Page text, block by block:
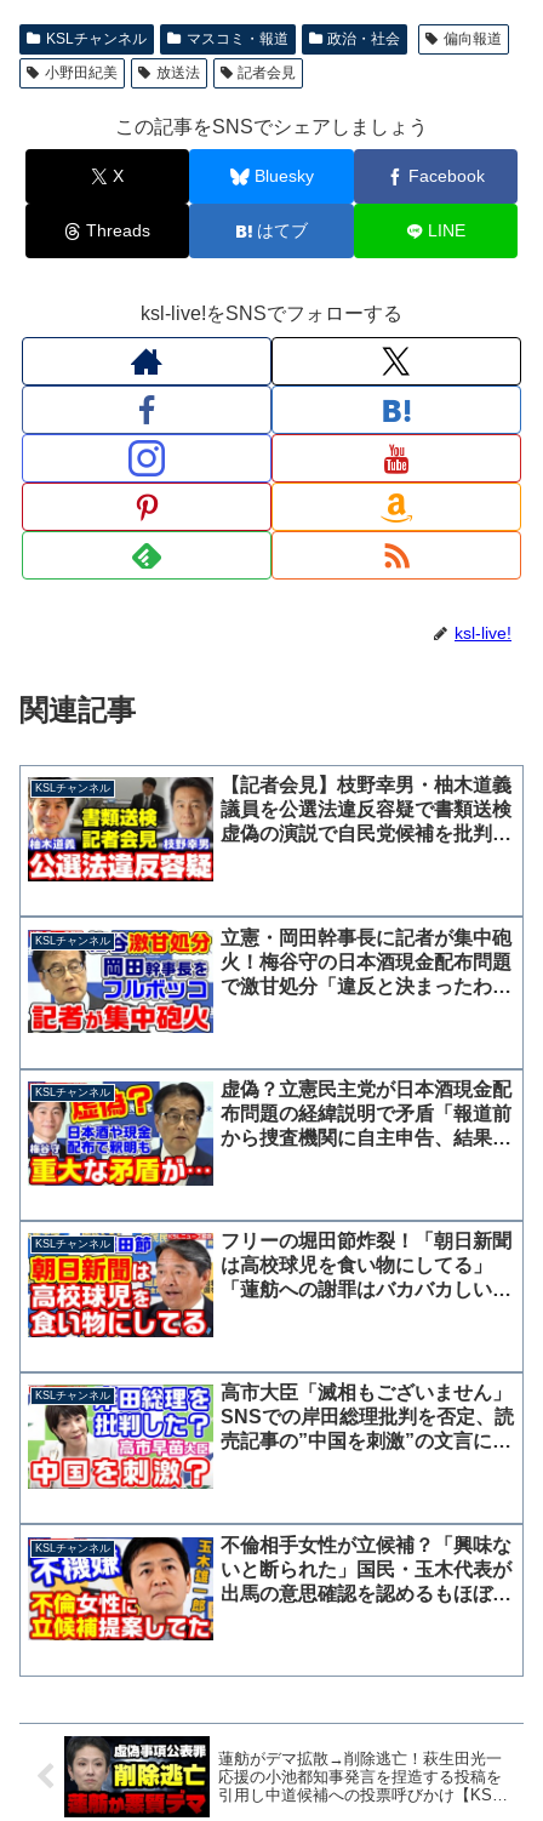
KSLチャンネル マスコミ・報道 政治・社会
偏向報道
小野田紀美
放送法 記者会見
この記事をSNSでシェアしましょう
X Bluesky Facebook
Threads はてブ LINE
ksl-live!をSNSでフォローする
ksl-live!
関連記事
KSLチャンネル
【記者会見】枝野幸男・柚木道義
議員を公選法違反容疑で書類送検
虚偽の演説で自民党候補を批判し
KSLチャンネル
立憲・岡田幹事長に記者が集中砲
火！梅谷守の日本酒現金配布問題
で激甘処分「違反と決まったわけ
KSLチャンネル
虚偽？立憲民主党が日本酒現金配
布問題の経緯説明で矛盾「報道前
から捜査機関に自主申告、結果を
KSLチャンネル
フリーの堀田節炸裂！「朝日新聞
は高校球児を食い物にしてる」
「蓮舫への謝罪はバカバカしい」
KSLチャンネル
高市大臣「滅相もございません」
SNSでの岸田総理批判を否定、読
売記事の”中国を刺激”の文言に困
KSLチャンネル
不倫相手女性が立候補？「興味な
いと断られた」国民・玉木代表が
出馬の意思確認を認めるもほぼ逆
蓮舫がデマ拡散→削除逃亡！萩生田光一
応援の小池都知事発言を捏造する投稿を
引用し中道候補への投票呼びかけ【KSL